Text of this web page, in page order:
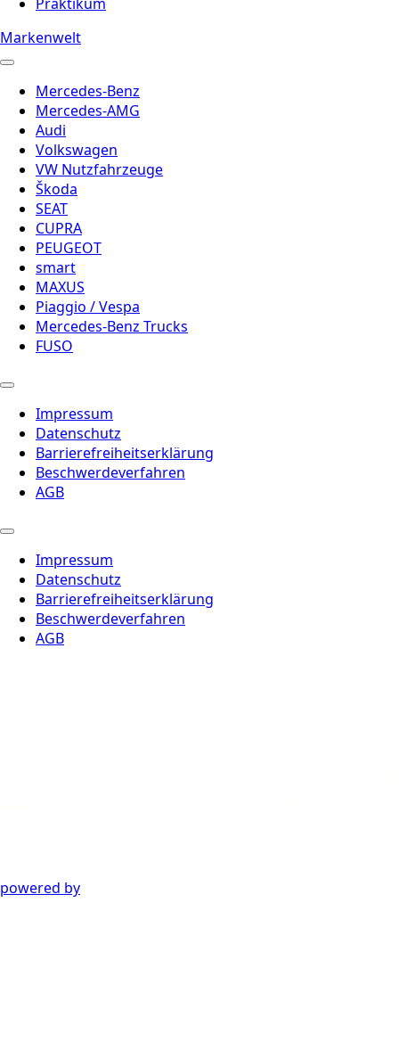
Markenwelt
Mercedes-Benz
Mercedes-AMG
Audi
Volkswagen
VW Nutzfahrzeuge
Škoda
SEAT
CUPRA
PEUGEOT
smart
MAXUS
Piaggio / Vespa
Mercedes-Benz Trucks
FUSO
Impressum
Datenschutz
Barrierefreiheitserklärung
Beschwerdeverfahren
AGB
Impressum
Datenschutz
Barrierefreiheitserklärung
Beschwerdeverfahren
AGB
powered by